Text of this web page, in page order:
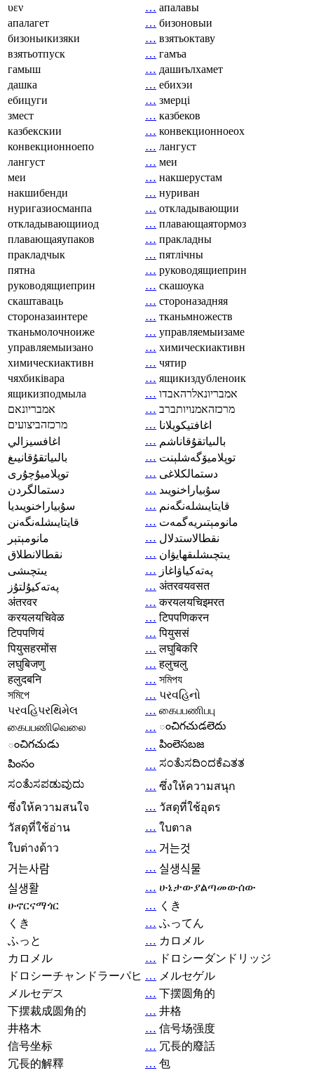
υεν
… апалавы
апалагет
… бизоновыи
бизоньикизяки
… взятьоктаву
взятьотпуск
… гамъа
гамыш
… дашиълхамет
дашка
… ебихэи
ебицуги
… змерці
змест
… казбеков
казбекскии
… конвекционноеох
конвекционноепо
… лангуст
лангуст
… меи
меи
… накшерустам
накшибенди
… нуриван
нуригазиосманпа
… откладывающии
откладывающииод
… плавающаятормоз
плавающаяупаков
… пракладны
пракладчык
… пятлічны
пятна
… руководящиеприн
руководящиеприн
… скашоука
скаштаваць
… стороназадняя
стороназаинтере
… тканьмножеств
тканьмолочноиже
… управляемыизаме
управляемыизано
… химическиактивн
химическиактивн
… чятир
чяхбиківара
… ящикиздубленоик
ящикизподмыла
… אמבריונאלרהאבדו
אמבריונאם
… מרכזהאמנויותברב
מרכזהביצועים
… اغافتيكويلانا
اغافسيزالي
… بالىياتقۇقاناشم
بالىياتقۇقانيىغ
… توپلاميۆگەشلېنت
توپلاميۇچۇرى
… دستمالکلاغی
دستمالگردن
… سۇبياراخنويىد
سۇبياراخنويىديا
… قايتايىشلەنگەنم
قايتايىشلەنگەنن
… مانومېتىريەگمەت
مانومېتېر
… نقطالاستدلال
نقطالانطلاق
… يىتچىشلىقھايۋان
يىتچىشى
… پەتەكياۋاغاز
پەتەكيۇلتۇز
… अंतरवयवसत
अंतरवर
… करयलयचिइमरत
करयलयचिवेळ
… टिपपणिकरन
टिपपणियं
… पियुससं
पियुसहरमोंस
… लघुबिकरि
लघुबिजणु
… हलुचलु
हलुदबनि
… সমিপয
সমিপে
… પરવહિનો
પરવહિપરથિમેલ
… கைபபணிபபு
கைபபணிவெலை
… ంచిగచుడలెదు
ంచిగచుడు
… పింలెసబజ
పింసం
… ಸಂತೆುಸದಿಂದಕೆಎತತ
ಸಂತೆುಸಪಡುವುದು
… ซึ่งให้ความสนุก
ซึ่งให้ความสนใจ
… วัสดุที่ใช้อุดร
วัสดุที่ใช้อ่าน
… ใบตาล
ใบต่างด้าว
… 거는것
거는사람
… 실생식물
실생활
… ሁኔታውያልጣመውሰው
ሁኖርናማጎር
… くき
くき
… ふってん
ふっと
… カロメル
カロメル
… ドロシーダンドリッジ
ドロシーチャンドラーパヒ … メルセゲル
メルセデス
… 下摆圆角的
下摆裁成圆角的
… 井格
井格木
… 信号场强度
信号坐标
… 冗長的廢話
冗長的解釋
… 包